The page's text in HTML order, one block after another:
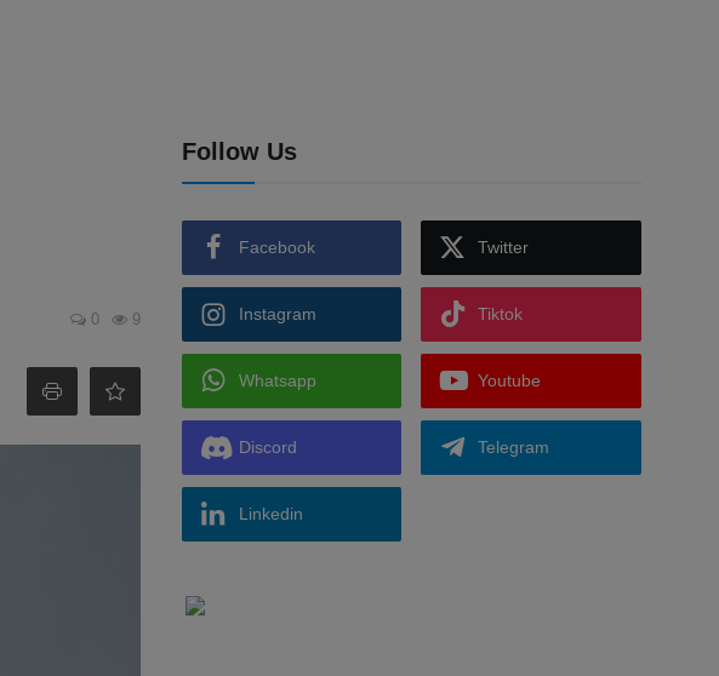
0 9
Follow Us
Facebook Twitter
Instagram Tiktok
Whatsapp Youtube
Discord Telegram
Linkedin